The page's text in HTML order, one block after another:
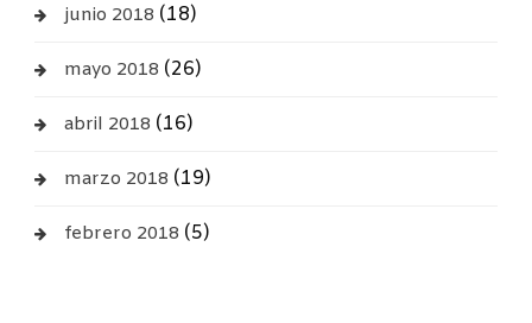
junio 2018 (18)
mayo 2018 (26)
abril 2018 (16)
marzo 2018 (19)
febrero 2018 (5)